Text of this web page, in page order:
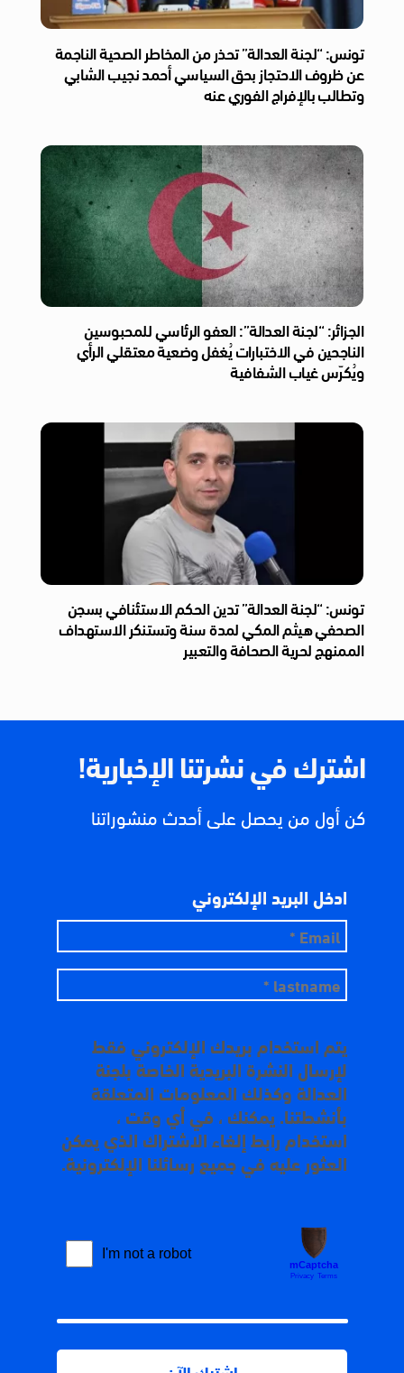
تونس: “لجنة العدالة” تحذر من المخاطر الصحية الناجمة
عن ظروف الاحتجاز بحق السياسي أحمد نجيب الشابي
وتطالب بالإفراج الفوري عنه
الجزائر: “لجنة العدالة”: العفو الرئاسي للمحبوسين
الناجحين في الاختبارات يُغفل وضعية معتقلي الرأي
ويُكرّس غياب الشفافية
تونس: “لجنة العدالة” تدين الحكم الاستئنافي بسجن
الصحفي هيثم المكي لمدة سنة وتستنكر الاستهداف
الممنهج لحرية الصحافة والتعبير
اشترك في نشرتنا الإخبارية!
كن أول من يحصل على أحدث منشوراتنا
ادخل البريد الإلكتروني
يتم استخدام بريدك الإلكتروني فقط
لإرسال النشرة البريدية الخاصة بلجنة
العدالة وكذلك المعلومات المتعلقة
بأنشطتنا. يمكنك ، في أي وقت ،
استخدام رابط إلغاء الاشتراك الذي يمكن
العثور عليه في جميع رسائلنا الإلكترونية.